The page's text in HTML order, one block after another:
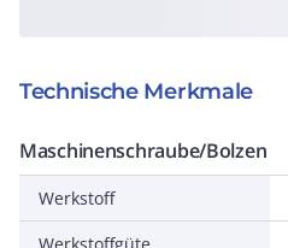
Technische Merkmale
Maschinenschraube/Bolzen
Werkstoff